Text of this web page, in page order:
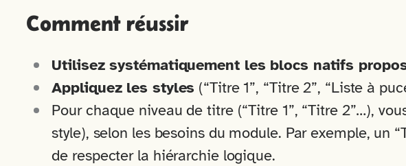
Comment réussir
Utilisez systématiquement les blocs natifs
Appliquez les styles (“Titre 1”, “Titre 2”, “Liste à
Pour chaque niveau de titre (“Titre 1”, “Titre 2”…),
style), selon les besoins du module. Par exemple, un
de respecter la hiérarchie logique.